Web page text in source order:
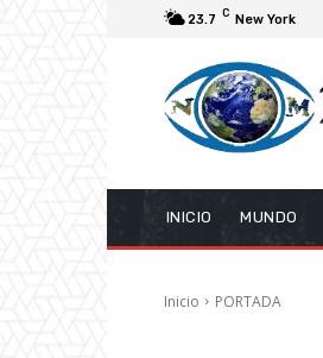
23.7 C New York
INICIO MUNDO
Inicio PORTADA